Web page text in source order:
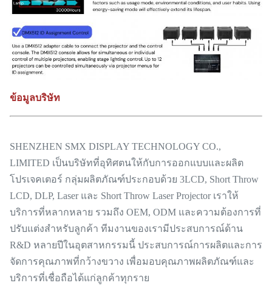
ข้อมูลบริษัท
SHENZHEN SMX DISPLAY TECHNOLOGY CO.,
LIMITED เป็นบริษัทที่อุทิศตนให้กับการออกแบบและผลิต
โปรเจคเตอร์ กลุ่มผลิตภัณฑ์ประกอบด้วย 3LCD, Short Throw
LCD, DLP, Laser และ Short Throw Laser Projector เราให้
บริการที่หลากหลาย รวมถึง OEM, ODM และความต้องการที่
ปรับแต่งสำหรับลูกค้า ทีมงานของเรามีประสบการณ์ด้าน
R&D หลายปีในอุตสาหกรรมนี้ ประสบการณ์การผลิตและการ
จัดการคุณภาพที่กว้างขวาง เพื่อมอบคุณภาพผลิตภัณฑ์และ
บริการที่เชื่อถือได้แก่ลูกค้าทุกราย